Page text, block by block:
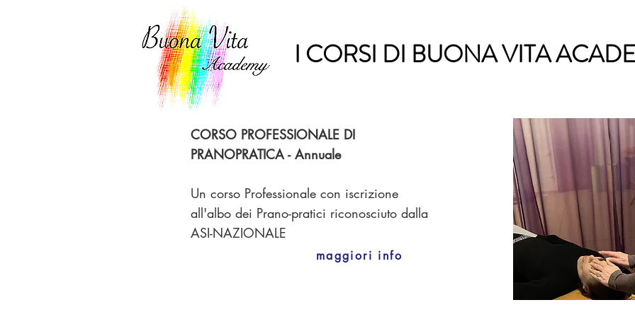
I CORSI DI BUONA VITA
CORSO PROFESSIONALE DI
PRANOPRATICA - Annuale
Un corso Professionale con iscrizione
all'albo dei Prano-pratici riconosciuto dalla
ASI-NAZIONALE
maggiori info